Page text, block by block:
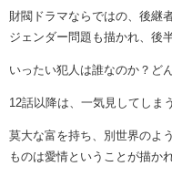
財閥ドラマならではの、後継
ジェンダー問題も描かれ、後
いったい犯人は誰なのか？ど
12話以降は、一気見してしま
莫大な富を持ち、別世界のよ
ものは愛情ということが描か